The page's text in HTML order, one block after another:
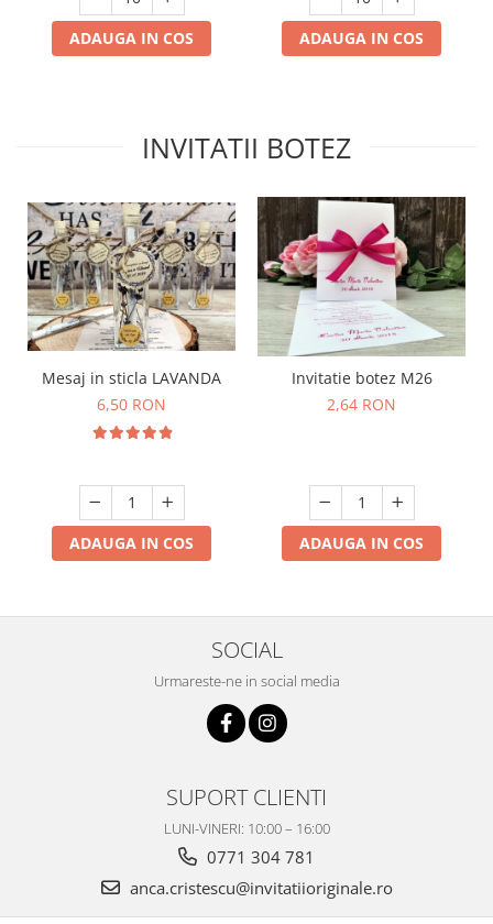
ADAUGA IN COS ADAUGA IN COS
INVITATII BOTEZ
Mesaj in sticla LAVANDA
6,50 RON
ADAUGA IN COS
Invitatie botez M26
2,64 RON
ADAUGA IN COS
SOCIAL
Urmareste-ne in social media
SUPORT CLIENTI
LUNI-VINERI: 10:00 – 16:00
0771 304 781
anca.cristescu@invitatiioriginale.ro